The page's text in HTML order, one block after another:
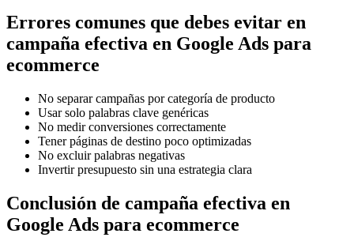
Errores comunes que debes evitar en
campaña efectiva en Google Ads para
ecommerce
No separar campañas por categoría de producto
Usar solo palabras clave genéricas
No medir conversiones correctamente
Tener páginas de destino poco optimizadas
No excluir palabras negativas
Invertir presupuesto sin una estrategia clara
Conclusión de campaña efectiva en
Google Ads para ecommerce